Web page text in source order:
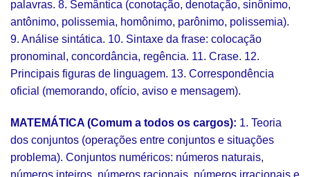
palavras. 8. Semântica (conotação, denotação, sinônimo,
antônimo, polissemia, homônimo, parônimo, polissemia).
9. Análise sintática. 10. Sintaxe da frase: colocação
pronominal, concordância, regência. 11. Crase. 12.
Principais figuras de linguagem. 13. Correspondência
oficial (memorando, ofício, aviso e mensagem).
MATEMÁTICA (Comum a todos os cargos): 1. Teoria
dos conjuntos (operações entre conjuntos e situações
problema). Conjuntos numéricos: números naturais,
números inteiros, números racionais, números irracionais e